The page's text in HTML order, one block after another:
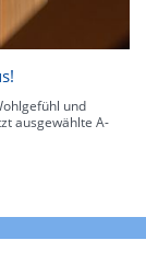
und
ausgewählte A-